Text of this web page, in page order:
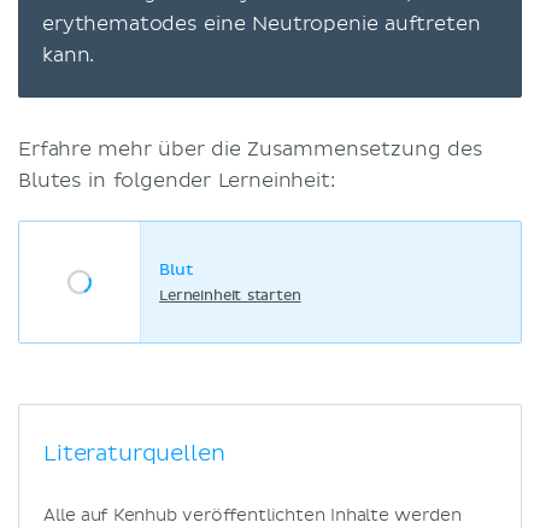
erythematodes eine Neutropenie auftreten
kann.
Erfahre mehr über die Zusammensetzung des
Blutes in folgender Lerneinheit:
Blut
Lerneinheit starten
Literaturquellen
Alle auf Kenhub veröffentlichten Inhalte werden